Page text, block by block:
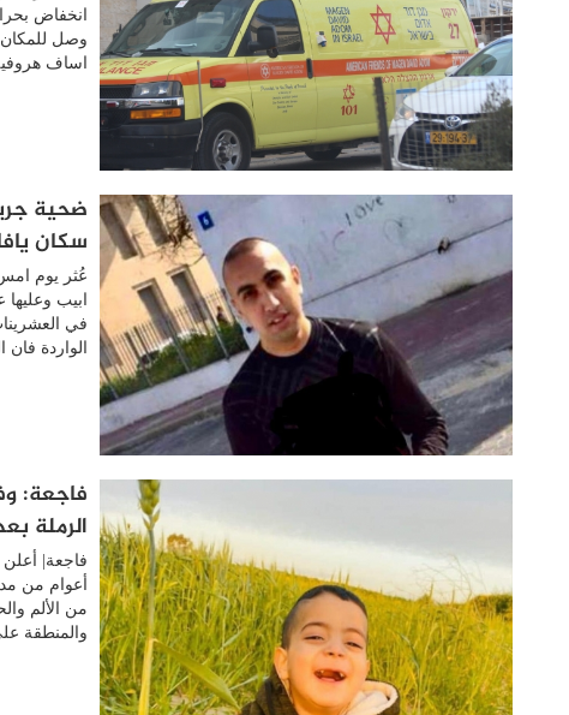
انخفاض
وصل للمكان
اساف
ضحية
سكان
عُثر يوم
ابيب
في
الواردة
الرملة
أعوام من
من الألم
والمنطقة